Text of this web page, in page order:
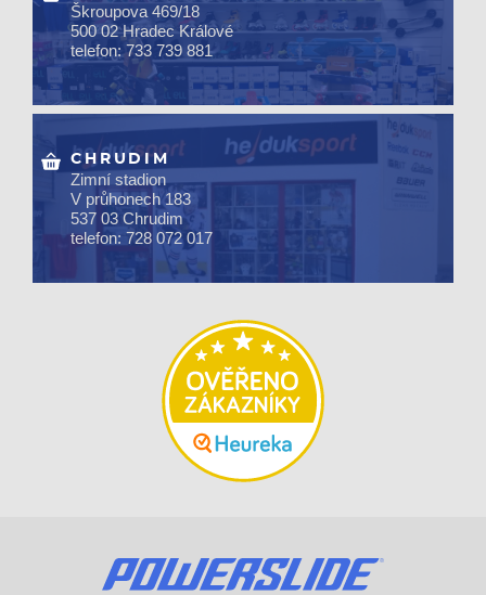
Škroupova 469/18
500 02 Hradec Králové
telefon: 733 739 881
CHRUDIM
Zimní stadion
V průhonech 183
537 03 Chrudim
telefon: 728 072 017